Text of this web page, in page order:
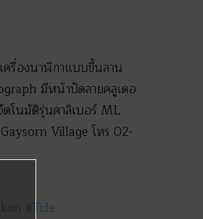
ครื่องนาฬิกาแบบขึ้นลาน
มีหน้าปัดลายคลูเดอ
ตโนมัติรุ่นคาลิเบอร์ ML
Village โทร 02-
#Tide